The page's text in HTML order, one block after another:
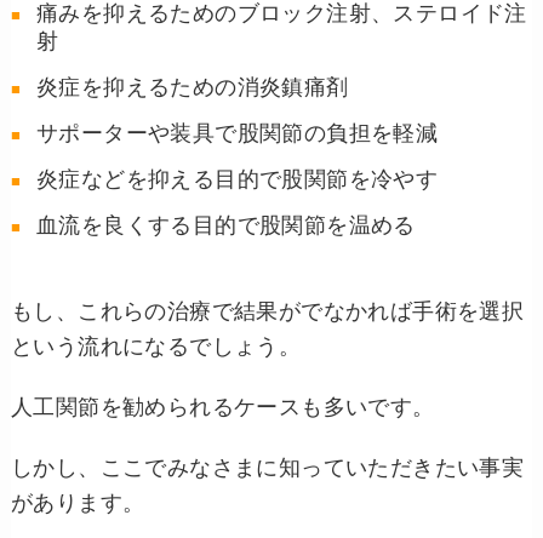
痛みを抑えるためのブロック注射、ステロイド注
射
炎症を抑えるための消炎鎮痛剤
サポーターや装具で股関節の負担を軽減
炎症などを抑える目的で股関節を冷やす
血流を良くする目的で股関節を温める
もし、これらの治療で結果がでなかれば手術を選択
という流れになるでしょう。
人工関節を勧められるケースも多いです。
しかし、ここでみなさまに知っていただきたい事実
があります。